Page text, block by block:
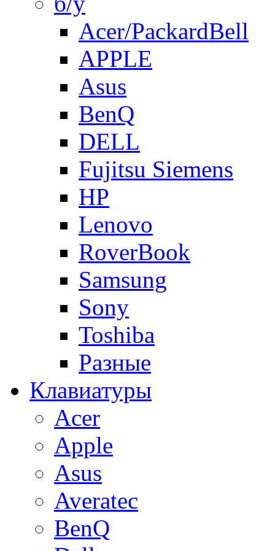
Acer/PackardBell
APPLE
Asus
BenQ
DELL
Fujitsu Siemens
HP
Lenovo
RoverBook
Samsung
Sony
Toshiba
Разные
Клавиатуры
Acer
Apple
Asus
Averatec
BenQ